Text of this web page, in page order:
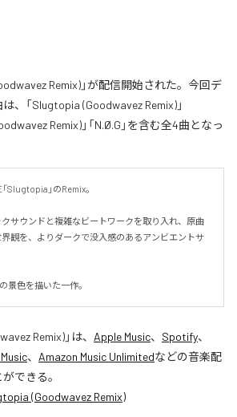
Remix)」が配信開始された。今回デ
、「Slugtopia (Goodwavez Remix)」
Remix)」「N.Ø.G」を含む全4曲となっ
Slugtopia」のRemix。
サウンドと複雑なビートワークを取り入れ、原曲
観を、よりダークで没入感のあるアンビエントサ
景色を描いた一作。
Remix)」は、 Apple Music、 Spotify、
、 Amazon Music Unlimitedなどの音楽配
できる。
(Goodwavez Remix)